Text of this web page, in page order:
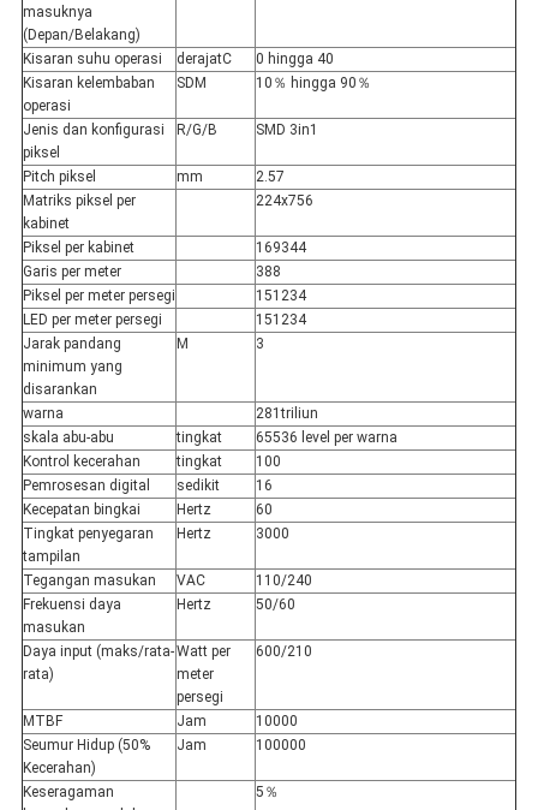
masuknya
(Depan/Belakang)
Kisaran suhu operasi derajatC
0 hingga 40
Kisaran kelembaban
operasi
SDM 10％ hingga 90％
Jenis dan konfigurasi
piksel
R/G/B SMD 3in1
Pitch piksel mm
2.57
Matriks piksel per
kabinet
224x756
Piksel per kabinet
169344
Garis per meter
388
Piksel per meter persegi
151234
LED per meter persegi
151234
Jarak pandang
minimum yang
disarankan
M 3
warna
281triliun
skala abu-abu
tingkat
65536 level per warna
Kontrol kecerahan
tingkat
100
Pemrosesan digital
sedikit
16
Kecepatan bingkai
Hertz
60
Tingkat penyegaran
tampilan
Hertz 3000
Tegangan masukan VAC
110/240
Frekuensi daya
masukan
Hertz 50/60
Daya input (maks/rata-
rata)
Watt per
meter
persegi
600/210
MTBF Jam
10000
Seumur Hidup (50%
Kecerahan)
Jam 100000
Keseragaman
5％